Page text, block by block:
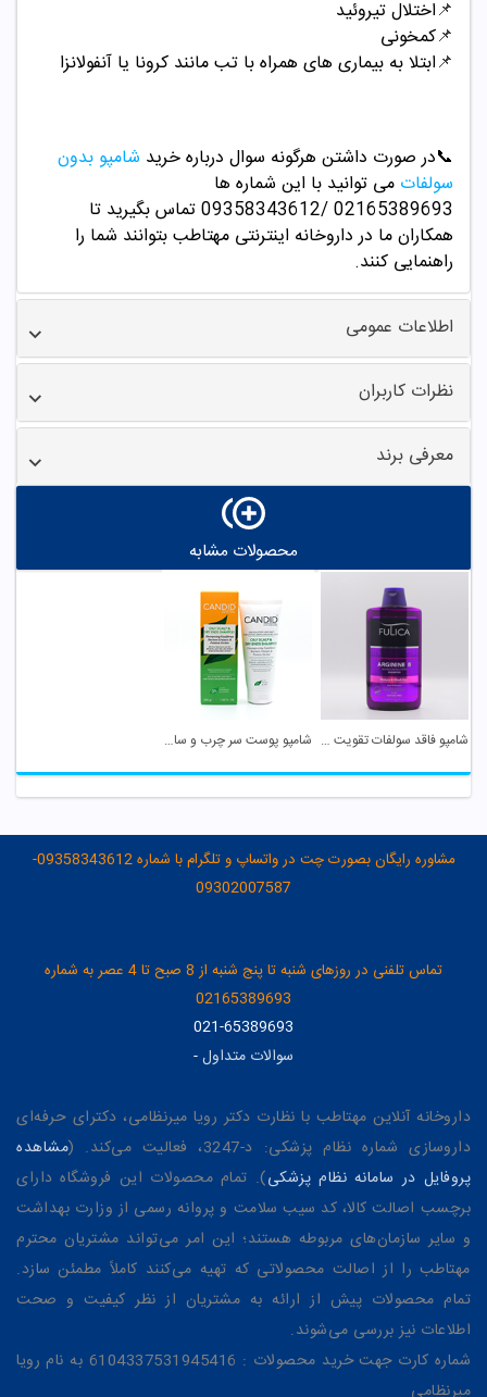
📌اختلال تیروئید
📌کمخونی
📌ابتلا به بیماری های همراه با تب مانند کرونا یا آنفولانزا
📞در صورت داشتن هرگونه سوال درباره خرید شامپو بدون
سولفات می توانید با این شماره ها
02165389693
/09358343612 تماس بگیرید تا
همکاران ما در داروخانه اینترنتی مهتاطب بتوانند شما را
راهنمایی کنند.
اطلاعات عمومی
نظرات کاربران
معرفی برند
محصولات مشابه
شامپو فاقد سولفات تقویت کننده حاوی آرژنین فولیکا شامپو پوست سر چرب و ساقه مو خشک کاندید
مشاوره رایگان بصورت چت در واتساپ و تلگرام با شماره 09358343612-
09302007587
تماس تلفنی در روزهای شنبه تا پنج شنبه از 8 صبح تا 4 عصر به شماره
02165389693
021-65389693
سوالات متداول-
داروخانه آنلاین مهتاطب با نظارت دکتر رویا میرنظامی، دکترای حرفه‌ای
داروسازی شماره نظام پزشکی: د-3247، فعالیت می‌کند. (
مشاهده
پروفایل در سامانه نظام پزشکی). تمام محصولات این فروشگاه دارای
برچسب اصالت کالا، کد سیب سلامت و پروانه رسمی از وزارت بهداشت
و سایر سازمان‌های مربوطه هستند؛ این امر می‌تواند مشتریان محترم
مهتاطب را از اصالت محصولاتی که تهیه می‌کنند کاملاً مطمئن سازد.
تمام محصولات پیش از ارائه به مشتریان از نظر کیفیت و صحت
اطلاعات نیز بررسی می‌شوند.
شماره کارت جهت خرید محصولات : 6104337531945416 به نام رویا
میرنظامی